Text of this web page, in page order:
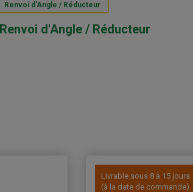
Renvoi d'Angle / Réducteur
Renvoi d'Angle / Réducteur
Livrable sous 8 à 15 jours
(à la date de commande)